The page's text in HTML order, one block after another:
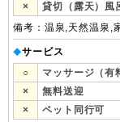
×
貸切（露天）風
備考：温泉,天然温泉,
◆サービス
○
マッサージ（有
×
無料送迎
×
ペット同行可